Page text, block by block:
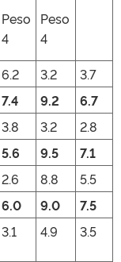
Peso
4
Peso
4
6.2 3.2
3.7
7.4 9.2
6.7
3.8 3.2
2.8
5.6 9.5
7.1
2.6 8.8
5.5
6.0 9.0
7.5
3.1 4.9 3.5